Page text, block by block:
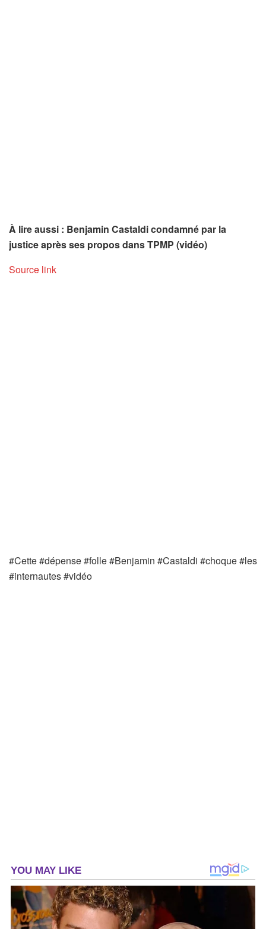
À lire aussi : Benjamin Castaldi condamné par la
justice après ses propos dans TPMP (vidéo)
Source link
#Cette #dépense #folle #Benjamin #Castaldi #choque #les
#internautes #vidéo